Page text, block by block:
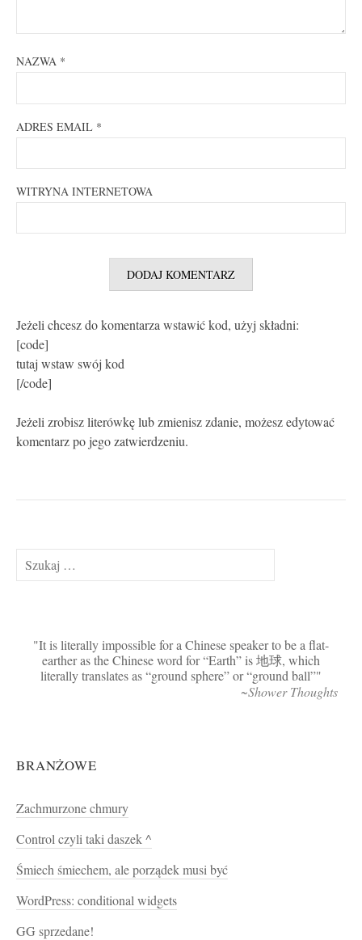
NAZWA *
ADRES EMAIL *
WITRYNA INTERNETOWA
Jeżeli chcesz do komentarza wstawić kod, użyj składni:
[code]
tutaj wstaw swój kod
[/code]
Jeżeli zrobisz literówkę lub zmienisz zdanie, możesz edytować
komentarz po jego zatwierdzeniu.
Szukaj:
It is literally impossible for a Chinese speaker to be a flat-
earther as the Chinese word for “Earth” is 地球, which
literally translates as “ground sphere” or “ground ball”
~Shower Thoughts
BRANŻOWE
Zachmurzone chmury
Control czyli taki daszek ^
Śmiech śmiechem, ale porządek musi być
WordPress: conditional widgets
GG sprzedane!